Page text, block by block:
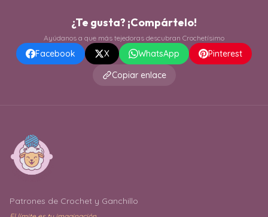
¿Te gusta? ¡Compártelo!
Ayúdanos a que más tejedoras descubran Crochetísimo
Facebook X WhatsApp
Pinterest
Copiar enlace
Patrones de Crochet y Ganchillo